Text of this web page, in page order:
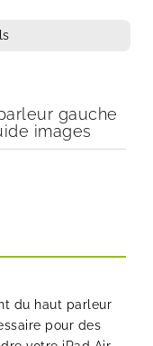
gauche
images
du haut parleur
pour des